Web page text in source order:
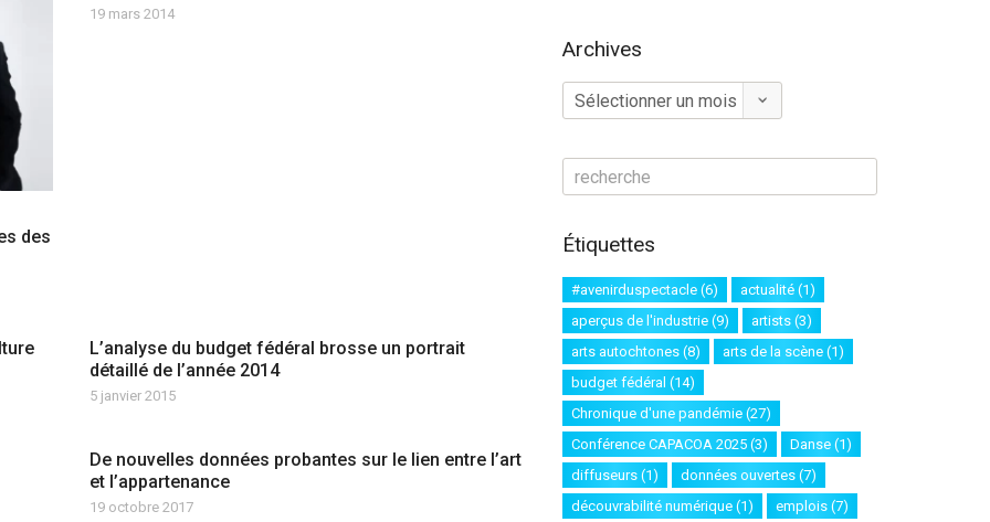
des
19 mars 2014
L’analyse du budget fédéral brosse un portrait
détaillé de l’année 2014
5 janvier 2015
De nouvelles données probantes sur le lien entre l’art
et l’appartenance
19 octobre 2017
Archives
Archives
Étiquettes
#avenirduspectacle(6) actualité(1)
aperçus de l'industrie(9) artists(3)
arts autochtones(8) arts de la scène(1)
budget fédéral (14)
Chronique d'une pandémie(27)
Conférence CAPACOA 2025(3) Danse(1)
diffuseurs(1) données ouvertes(7)
découvrabilité numérique(1) emplois(7)